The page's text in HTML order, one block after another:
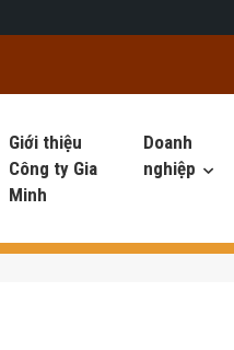
Giới thiệu
Công ty Gia
Minh
Doanh
nghiệp